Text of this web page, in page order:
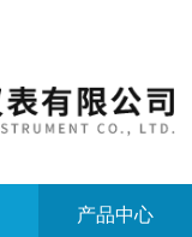
产品中心